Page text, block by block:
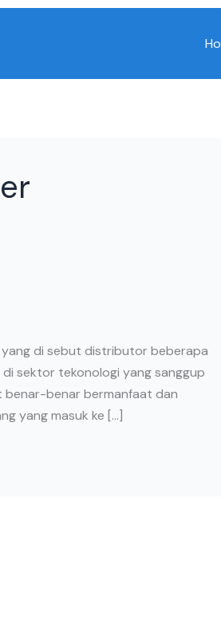
yang di sebut distributor beberapa
sektor tekonologi yang sanggup
benar-benar bermanfaat dan
yang masuk ke […]